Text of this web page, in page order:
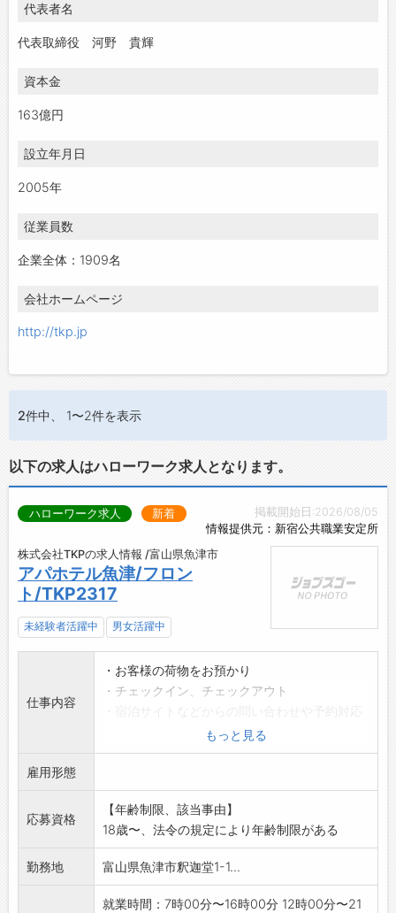
代表者名
代表取締役 河野 貴輝
資本金
163億円
設立年月日
2005年
従業員数
企業全体：1909名
会社ホームページ
http://tkp.jp
2件中、 1〜2件を表示
以下の求人はハローワーク求人となります。
掲載開始日:2026/08/05
情報提供元：新宿公共職業安定所
ハローワーク求人 新着
株式会社TKPの求人情報 /富山県魚津市
アパホテル魚津/フロン
ト/TKP2317
未経験者活躍中 男女活躍中
仕事内容
・お客様の荷物をお預かり
・チェックイン、チェックアウト
・客室の安全点検や宿泊者・来館者のお客様対
・施設管理業務など(※お部屋の清掃業務はあり
ません。)
その他付随する業務をお任せします。
*変更範囲:会社の定める業務
もっと見る
雇用形態
応募資格
【年齢制限、該当事由】
18歳〜、法令の規定により年齢制限がある
勤務地 富山県魚津市釈迦堂1-1...
就業時間：7時00分〜16時00分 12時00分〜21